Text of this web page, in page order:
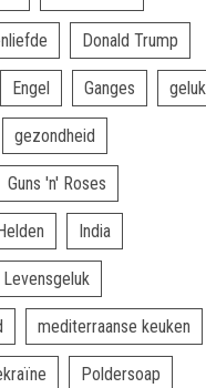
Donald Trump
Engel Ganges geluk
gezondheid
Guns 'n' Roses
India
Levensgeluk
mediterraanse keuken
Poldersoap